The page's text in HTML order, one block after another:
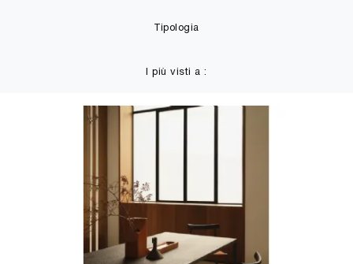
Tipologia
I più visti a :